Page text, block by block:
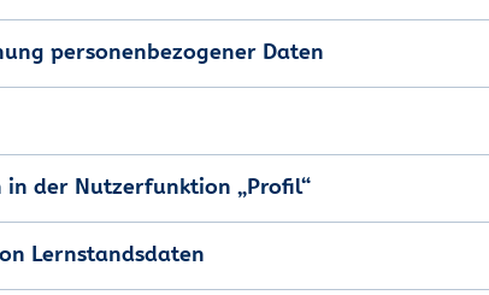
personenbezogener Daten
der Nutzerfunktion „Profil“
Lernstandsdaten